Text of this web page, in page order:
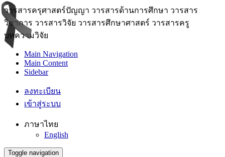
วารสารครุศาสตร์ปัญญา วารสารด้านการศึกษา วารสาร
วิชาการ วารสารวิจัย วารสารศึกษาศาสตร์ วารสารครู
บทความวิจัย
Main Navigation
Main Content
Sidebar
ลงทะเบียน
เข้าสู่ระบบ
ภาษาไทย
English
Toggle navigation